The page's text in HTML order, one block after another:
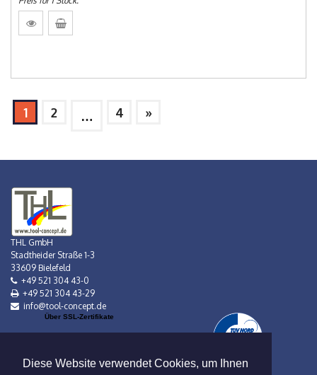
Diese Website verwendet Cookies, um Ihnen
1 2 … 4 »
THL GmbH
Stadtheider Straße 1-3
33609 Bielefeld
+49 521 304 43-0
+49 521 304 43-29
info@tool-concept.de
Über SSL-Zertifikate